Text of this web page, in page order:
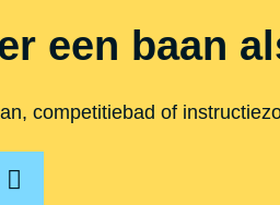
een baan
competitiebad of